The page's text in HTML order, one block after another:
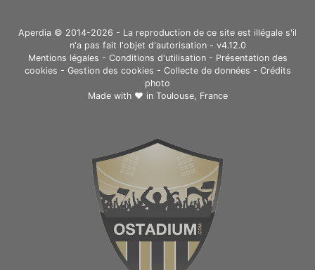
Aperdia © 2014-2026 - La reproduction de ce site est illégale s'il
n'a pas fait l'objet d'autorisation - v4.12.0
Mentions légales - Conditions d'utilisation- Présentation des
cookies - Gestion des cookies - Collecte de données - Crédits
photo
Made with ❤ in Toulouse, France